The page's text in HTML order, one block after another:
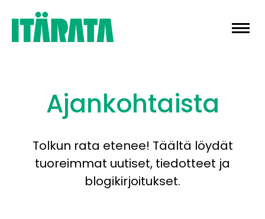
Skip
content
Ajankohtaista
Tolkun rata etenee! Täältä löydät
tuoreimmat uutiset, tiedotteet ja
blogikirjoitukset.